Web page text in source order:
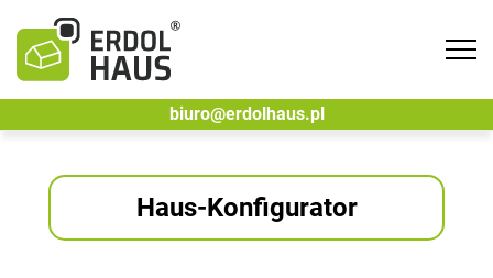
biuro@erdolhaus.pl
Haus-Konfigurator